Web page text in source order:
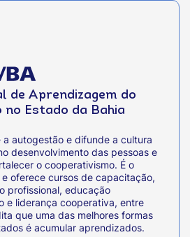
de Aprendizagem do
Estado da Bahia
a autogestão e difunde a cultura
desenvolvimento das pessoas e
o cooperativismo. É o
oferece cursos de capacitação,
profissional, educação
e liderança cooperativa, entre
que uma das melhores formas
é acumular aprendizados.